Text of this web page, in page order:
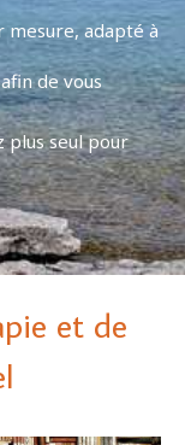
mesure, adapté à
de vous
plus seul pour
et de